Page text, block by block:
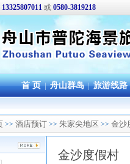
13325807011 或 0580-3819218
首 页 | 舟山群岛 | 旅游线路
>> 酒店预订 >> 朱家尖地区 >> 金沙
金沙度假村